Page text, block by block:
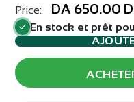
Price: DA 650.00
En stock et prêt